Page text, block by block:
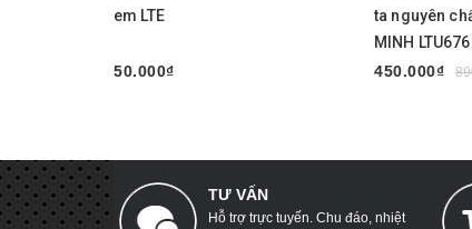
em LTE
50.000₫
ta nguyên
MINH LTU676
450.000₫
TƯ VẤN
Hỗ trợ trực tuyến. Chu đáo, nhiệt